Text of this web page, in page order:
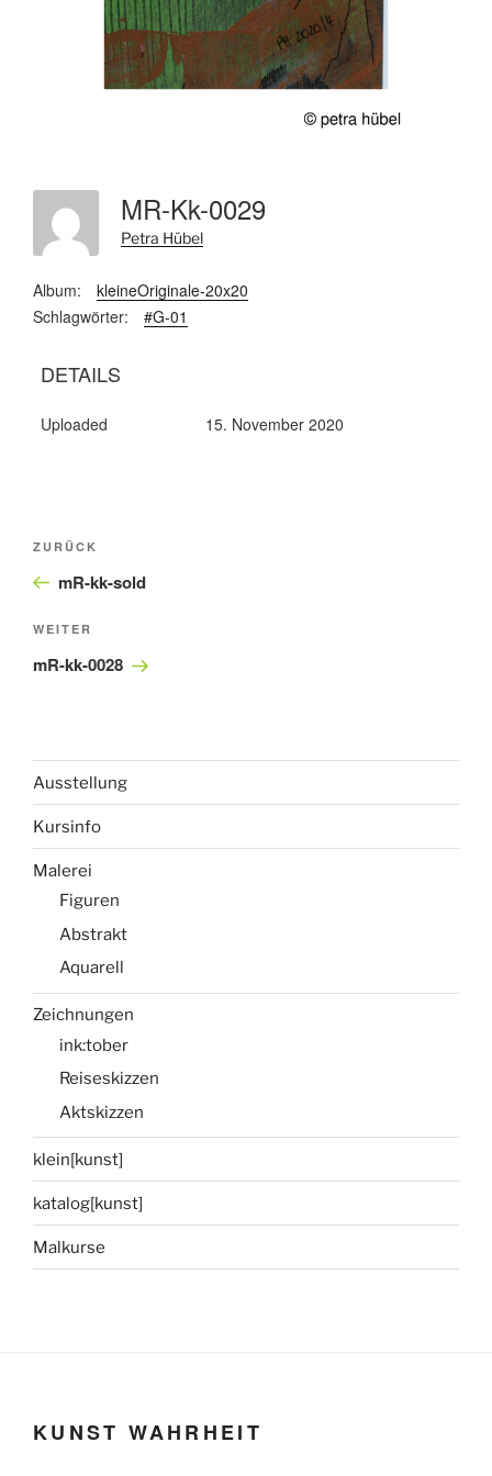
MR-Kk-0029
Petra Hübel
Album:
kleineOriginale-20x20
Schlagwörter:
#G-01
DETAILS
Uploaded 15. November 2020
Beitragsnavigation
Vorheriger
Beitrag
ZURÜCK
mR-kk-sold
Nächster
Beitrag
WEITER
mR-kk-0028
Ausstellung
Kursinfo
Malerei
Figuren
Abstrakt
Aquarell
Zeichnungen
ink:tober
Reiseskizzen
Aktskizzen
klein[kunst]
katalog[kunst]
Malkurse
KUNST WAHRHEIT